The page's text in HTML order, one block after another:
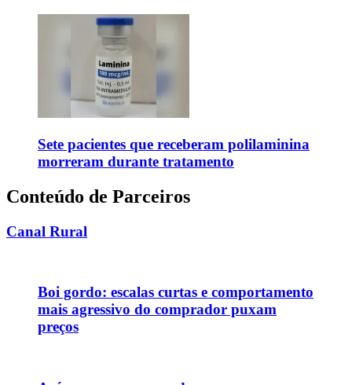
Sete pacientes que receberam polilaminina
morreram durante tratamento
Conteúdo de Parceiros
Canal Rural
Boi gordo: escalas curtas e comportamento
mais agressivo do comprador puxam
preços